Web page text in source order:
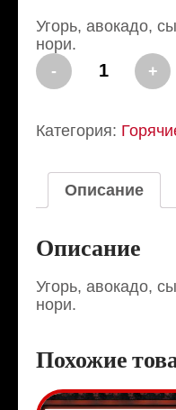
Угорь, авокадо,
нори.
Количество
Угорь
- +
Категория:
Описание
Описание
Угорь, авокадо,
нори.
Похожие